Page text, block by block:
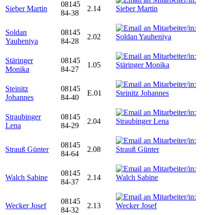
Sieber Martin
08145
84-38
2.14
Soldan
Yauheniya
08145
84-28
2.02
Stäringer
Monika
08145
84-27
1.05
Steinitz
Johannes
08145
84-40
E.01
Straubinger
Lena
08145
84-29
2.04
Strauß Günter
08145
84-64
2.08
Walch Sabine
08145
84-37
2.14
Wecker Josef
08145
84-32
2.13